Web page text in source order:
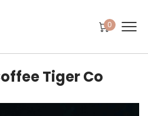
0
Tiger Co